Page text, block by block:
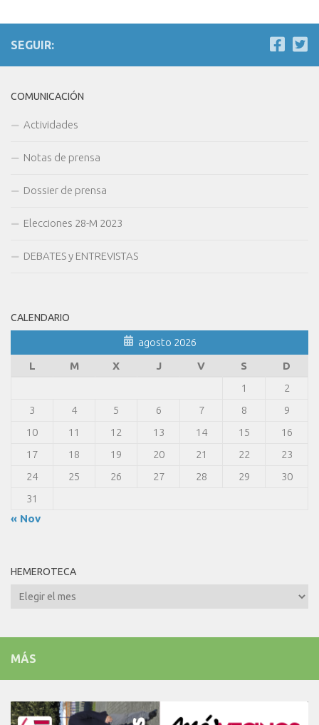
SEGUIR:
COMUNICACIÓN
Actividades
Notas de prensa
Dossier de prensa
Elecciones 28-M 2023
DEBATES y ENTREVISTAS
CALENDARIO
agosto 2026
L
M X J V S
D
1
2
3
4 5 6 7 8
9
10
11 12 13 14 15
16
17
18 19 20 21 22
23
24
25 26 27 28 29
30
31
« Nov
HEMEROTECA
Hemeroteca
MÁS